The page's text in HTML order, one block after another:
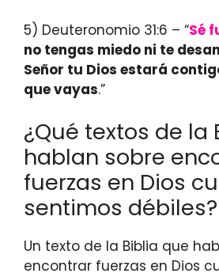
5) Deuteronomio 31:6 – “Sé
no tengas miedo ni te
Señor tu Dios estará
que vayas.”
¿Qué textos de la
hablan sobre
fuerzas en Dios
sentimos débiles?
Un texto de la Biblia que
encontrar fuerzas en Dios